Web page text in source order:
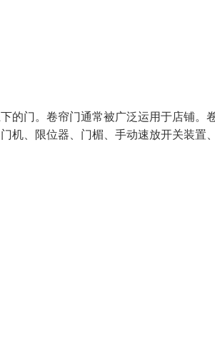
的门。卷帘门通常被广泛运用于店铺。
机、限位器、门楣、手动速放开关装置